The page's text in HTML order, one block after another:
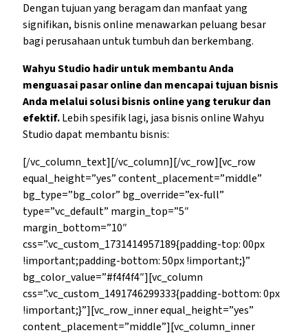
Dengan tujuan yang beragam dan manfaat yang
signifikan, bisnis online menawarkan peluang besar
bagi perusahaan untuk tumbuh dan berkembang.
Wahyu Studio hadir untuk membantu Anda
menguasai pasar online dan mencapai tujuan bisnis
Anda melalui solusi bisnis online yang terukur dan
efektif.Lebih spesifik lagi, jasa bisnis online Wahyu
Studio dapat membantu bisnis:
[/vc_column_text][/vc_column][/vc_row][vc_row
equal_height=”yes” content_placement=”middle”
bg_type=”bg_color” bg_override=”ex-full”
type=”vc_default” margin_top=”5″
margin_bottom=”10″
css=”.vc_custom_1731414957189{padding-top: 00px
!important;padding-bottom: 50px !important;}”
bg_color_value=”#f4f4f4″][vc_column
css=”.vc_custom_1491746299333{padding-bottom: 0px
!important;}”][vc_row_inner equal_height=”yes”
content_placement=”middle”][vc_column_inner